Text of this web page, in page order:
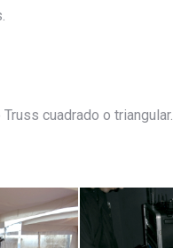
cuadrado o triangular.